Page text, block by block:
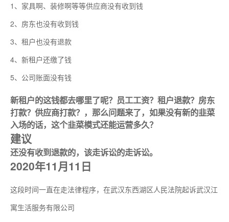
1、家具啊、装修啊等等供应商没有收到钱
2、房东也没有收到钱
3、租户也没有退款
4、新租户还缴了钱
5、公司账面没有钱
新租户的这钱都去哪里了呢？员工工资？租户退款？房东
打款？供应商打款？，那么问题来了，如果没有新的韭菜
入场的话，这个韭菜模式还能运营多久？
建议
还没有收到退款的，该走诉讼的走诉讼。
2020年11月11日
这段时间一直在走法律程序，在武汉东西湖区人民法院起诉武汉江
寓生活服务有限公司